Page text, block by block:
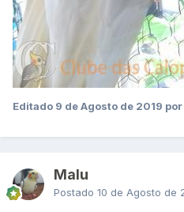
Editado 9 de Agosto de 2019
Malu
Postado 10 de Agosto de